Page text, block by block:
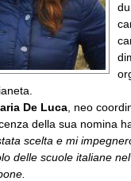
De Luca , neo
della sua nomina
scelta e mi
delle scuole italiane